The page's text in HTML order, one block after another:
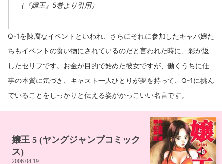
（『嬢王』5巻より引用）
Q-1を陳腐なイベントといわれ、さらにそれに参加したキャバ嬢た
ちもイベントの食い物にされているのだと言われた時に、彩が返
したセリフです。お金が目的で始めた彼女ですが、働くうちに仕
事の本質に気づき、キャスト一人ひとりが夢を持って、Q-1に挑ん
でいることをしっかりと伝える姿がかっこいい名言です。